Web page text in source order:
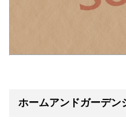
ホームアンドガーデン